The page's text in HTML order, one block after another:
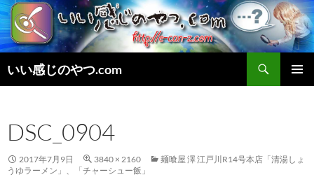
いい感じのやつ.com
索
ン
ツ
へ
ス
DSC_0904
2017年7月9日 3840 × 2160
麺喰屋 澤 江戸川R14号本店「清湯しょ
うゆラーメン」、「チャーシュー飯」